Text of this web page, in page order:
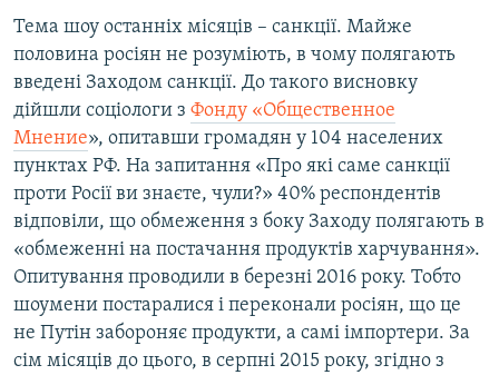
Тема шоу останніх місяців – санкції. Майже
половина росіян не розуміють, в чому полягають
введені Заходом санкції. До такого висновку
дійшли соціологи з Фонду «Общественное
Мнение», опитавши громадян у 104 населених
пунктах РФ. На запитання «Про які саме санкції
проти Росії ви знаєте, чули?» 40% респондентів
відповіли, що обмеження з боку Заходу полягають в
«обмеженні на постачання продуктів харчування».
Опитування проводили в березні 2016 року. Тобто
шоумени постаралися і переконали росіян, що це
не Путін забороняє продукти, а самі імпортери. За
сім місяців до цього, в серпні 2015 року, згідно з